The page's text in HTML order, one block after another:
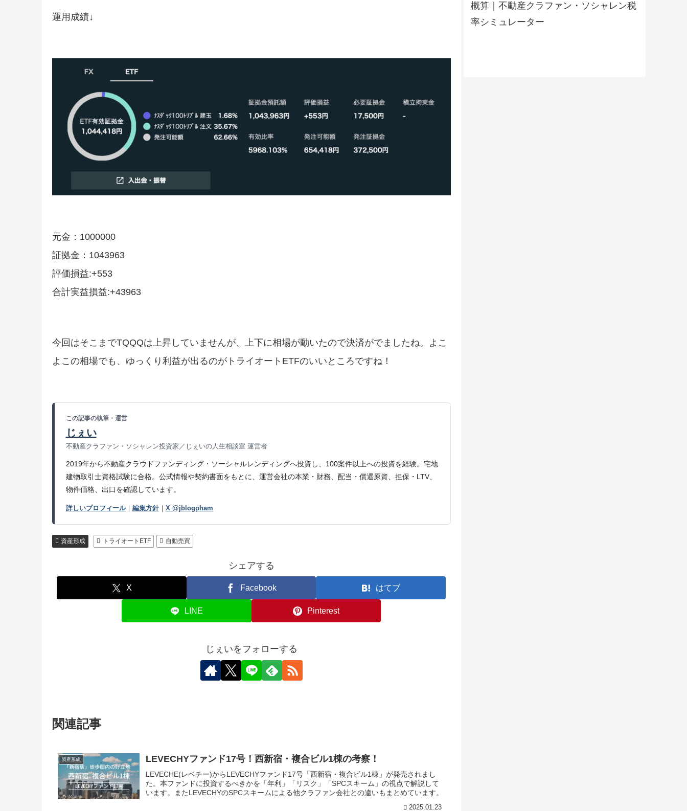
運用成績↓
元金：1000000
証拠金：1043963
評価損益:+553
合計実益損益:+43963
今回はそこまでTQQQは上昇していませんが、上下に相場が動いたので決済がでましたね。よこ
よこの相場でも、ゆっくり利益が出るのがトライオートETFのいいところですね！
この記事の執筆・運営
じぇい
不動産クラファン・ソシャレン投資家／じぇいの人生相談室 運営者
2019年から不動産クラウドファンディング・ソーシャルレンディングへ投資し、100案件以上への投資を経験。宅地
建物取引士資格試験に合格。公式情報や契約書面をもとに、運営会社の本業・財務、配当・償還原資、担保・LTV、
物件価格、出口を確認しています。
詳しいプロフィール｜ 編集方針｜ X @jblogpham
資産形成 トライオートETF 自動売買
シェアする
X Facebook はてブ
LINE Pinterest
じぇいをフォローする
関連記事
資産形成 LEVECHYファンド17号！西新宿・複合ビル1棟の考察！
LEVECHE(レベチー)からLEVECHYファンド17号「西新宿・複合ビル1棟」が発売されまし
た。本ファンドに投資するべきかを「年利」「リスク」「SPCスキーム」の視点で解説して
います。またLEVECHYのSPCスキームによる他クラファン会社との違いもまとめています。
2025.01.23
概算｜不動産クラファン・ソシャレン税
率シミュレーター